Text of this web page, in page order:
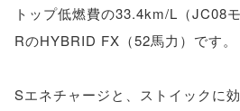
トップ低燃費の33.4km/L（JC08
RのHYBRID FX（52馬力）です。
Sエネチャージと、ストイックに